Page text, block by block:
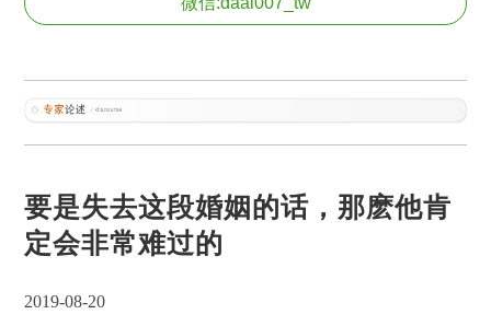
要是失去这段婚姻的话，那麽他肯
定会非常难过的
2019-08-20